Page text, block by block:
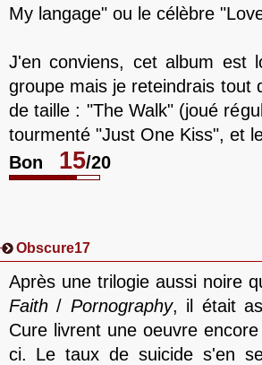
My langage" ou le célèbre
J'en conviens, cet album est
groupe mais je reteindrais tout
de taille : "The Walk" (joué
tourmenté "Just One Kiss", et
Bon
15/20
Obscure17
Après une trilogie aussi noire
Faith/ Pornography, il était
Cure livrent une oeuvre
ci. Le taux de suicide s'en